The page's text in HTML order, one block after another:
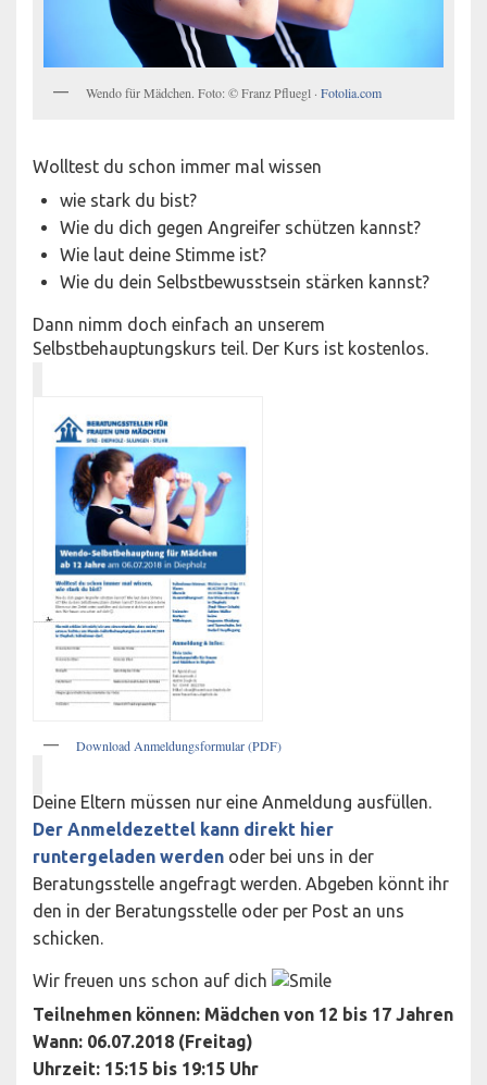
Wendo für Mädchen. Foto: © Franz Pfluegl · Fotolia.com
Wolltest du schon immer mal wissen
wie stark du bist?
Wie du dich gegen Angreifer schützen kannst?
Wie laut deine Stimme ist?
Wie du dein Selbstbewusstsein stärken kannst?
Dann nimm doch einfach an unserem
Selbstbehauptungskurs teil. Der Kurs ist kostenlos.
Download Anmeldungsformular (PDF)
Deine Eltern müssen nur eine Anmeldung ausfüllen.
Der Anmeldezettel kann direkt hier
runtergeladen werden oder bei uns in der
Beratungsstelle angefragt werden. Abgeben könnt ihr
den in der Beratungsstelle oder per Post an uns
schicken.
Wir freuen uns schon auf dich
Teilnehmen können: Mädchen von 12 bis 17 Jahren
Wann: 06.07.2018 (Freitag)
Uhrzeit: 15:15 bis 19:15 Uhr